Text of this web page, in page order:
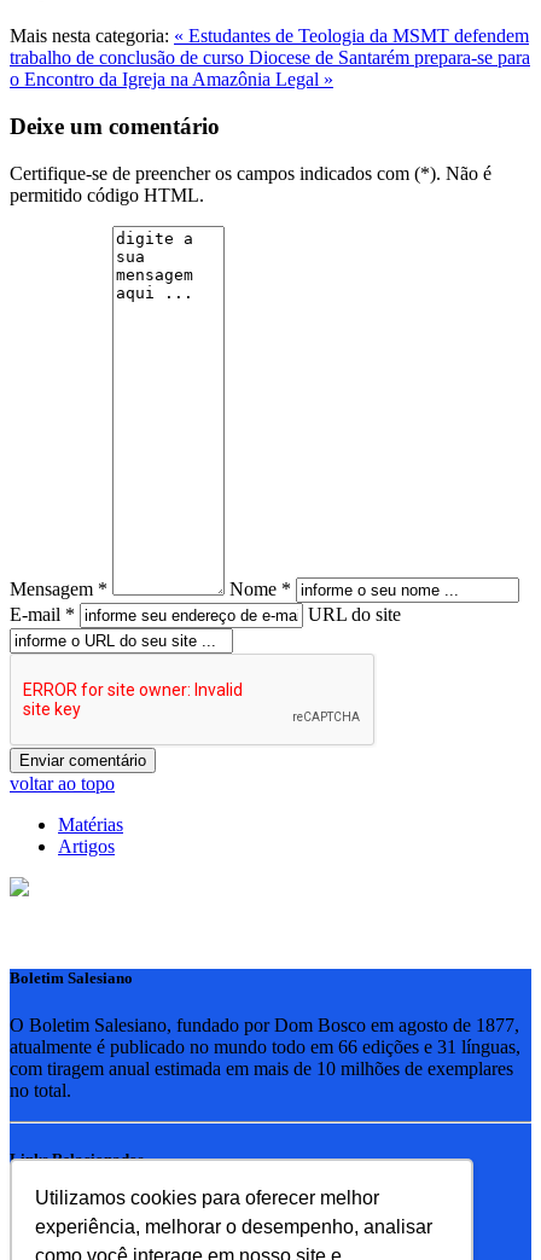
Utilizamos cookies para oferecer melhor
experiência, melhorar o desempenho, analisar
como você interage em nosso site e
Mais nesta categoria: « Estudantes de Teologia da MSMT defendem
trabalho de conclusão de curso Diocese de Santarém prepara-se para
o Encontro da Igreja na Amazônia Legal »
Deixe um comentário
Certifique-se de preencher os campos indicados com (*). Não é
permitido código HTML.
Mensagem *
Nome *
E-mail *
URL do site
voltar ao topo
Matérias
Artigos
Boletim Salesiano
O Boletim Salesiano, fundado por Dom Bosco em agosto de 1877,
atualmente é publicado no mundo todo em 66 edições e 31 línguas,
com tiragem anual estimada em mais de 10 milhões de exemplares
no total.
Links Relacionados
RSB - Rede Salesiana Brasil
EDEBE - Editora
UPV - União pela Vida